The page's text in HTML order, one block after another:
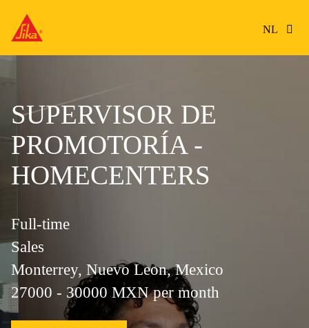
NL
SUPERVISOR DE
PROMOTORÍA -
HOMECENTERS
Full-time
Sales
Monterrey, Nuevo Leon, Mexico
27000 - 30000 MXN per month